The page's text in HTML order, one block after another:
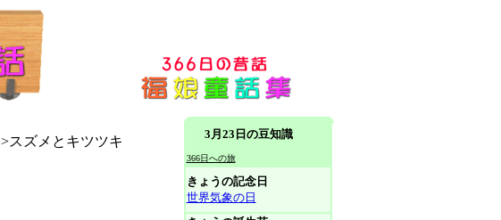
>スズメとキツツキ 3月23日の豆知識
366日への旅
きょうの記念日
世界気象の日